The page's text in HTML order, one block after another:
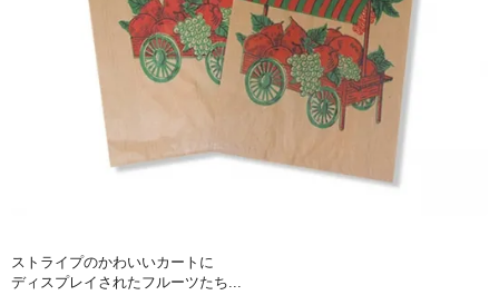
ストライプのかわいいカートに
ディスプレイされたフルーツたち...